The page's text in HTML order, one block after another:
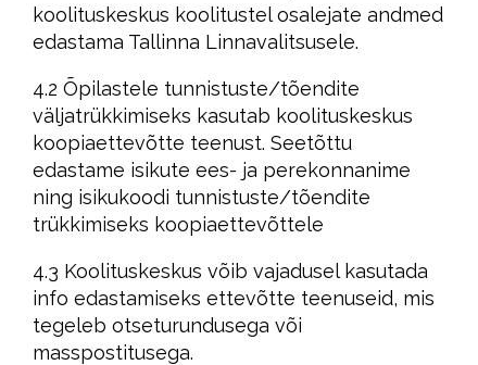
koolituskeskus koolitustel osalejate andmed
edastama Tallinna Linnavalitsusele.
4.2 Õpilastele tunnistuste/tõendite
väljatrükkimiseks kasutab koolituskeskus
koopiaettevõtte teenust. Seetõttu
edastame isikute ees- ja perekonnanime
ning isikukoodi tunnistuste/tõendite
trükkimiseks koopiaettevõttele
4.3 Koolituskeskus võib vajadusel kasutada
info edastamiseks ettevõtte teenuseid, mis
tegeleb otseturundusega või
masspostitusega.